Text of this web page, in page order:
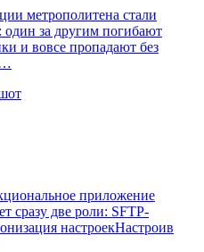
метрополитена стали
один за другим погибают
и вовсе пропадают без
…
приложение
сразу две роли: SFTP-
настроекНастроив